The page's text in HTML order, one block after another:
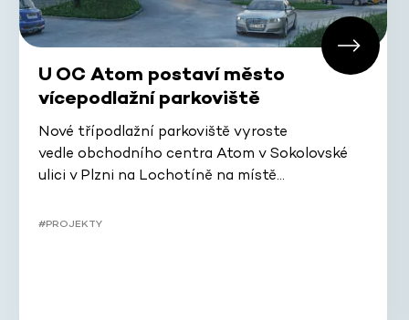
U OC Atom postaví město
vícepodlažní parkoviště
Nové třípodlažní parkoviště vyroste
vedle obchodního centra Atom v Sokolovské
ulici v Plzni na Lochotíně na místě…
#PROJEKTY